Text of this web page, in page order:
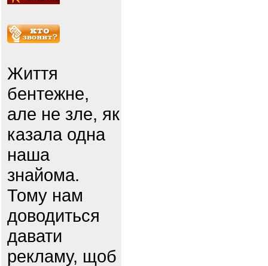
Життя
бентежне,
але не зле, як
казала одна
наша
знайома.
Тому нам
доводиться
давати
рекламу, щоб